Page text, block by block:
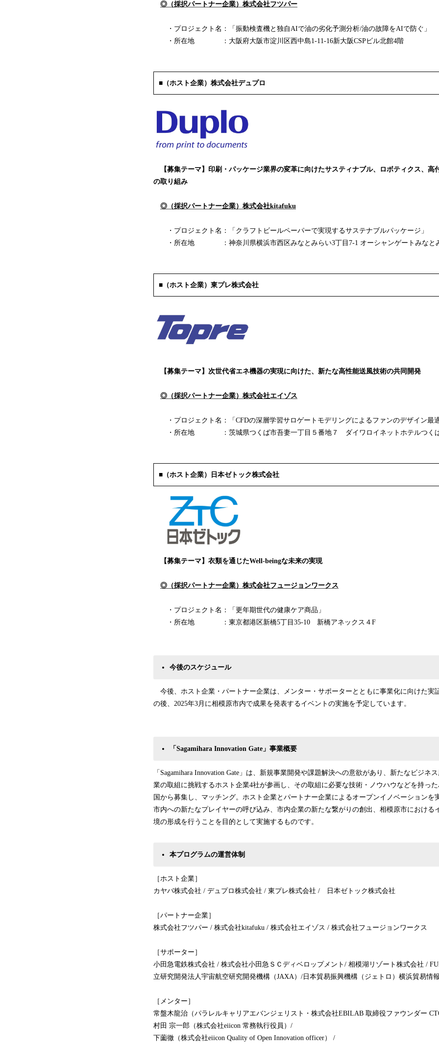
◎（採択パートナー企業）株式会社フツパー
・プロジェクト名：「振動検査機と独自AIで油の劣化予測分析/油の故障をAIで防ぐ」
・所在地 ：大阪府大阪市淀川区西中島1-11-16新大阪CSPビル北館4階
■（ホスト企業）株式会社デュプロ
【募集テーマ】印刷・パッケージ業界の変革に向けたサスティナブル、ロボティクス、高
の取り組み
◎（採択パートナー企業）株式会社kitafuku
・プロジェクト名：「クラフトビールペーパーで実現するサステナブルパッケージ」
・所在地 ：神奈川県横浜市西区みなとみらい3丁目7-1 オーシャンゲートみなとみ
■（ホスト企業）東プレ株式会社
【募集テーマ】次世代省エネ機器の実現に向けた、新たな高性能送風技術の共同開発
◎（採択パートナー企業）株式会社エイゾス
・プロジェクト名：「CFDの深層学習サロゲートモデリングによるファンのデザイン最適
・所在地 ：茨城県つくば市吾妻一丁目５番地７ ダイワロイネットホテルつく
■（ホスト企業）日本ゼトック株式会社
【募集テーマ】衣類を通じたWell-beingな未来の実現
◎（採択パートナー企業）株式会社フュージョンワークス
・プロジェクト名：「更年期世代の健康ケア商品」
・所在地 ：東京都港区新橋5丁目35-10 新橋アネックス４F
今後のスケジュール
今後、ホスト企業・パートナー企業は、メンター・サポーターとともに事業化に向けた実
の後、2025年3月に相模原市内で成果を発表するイベントの実施を予定しています。
「Sagamihara Innovation Gate」事業概要
「Sagamihara Innovation Gate」は、新規事業開発や課題解決への意欲があり、新たなビジネ
業の取組に挑戦するホスト企業4社が参画し、その取組に必要な技術・ノウハウなどを持っ
国から募集し、マッチング。ホスト企業とパートナー企業によるオープンイノベーションを
市内への新たなプレイヤーの呼び込み、市内企業の新たな繋がりの創出、相模原市における
境の形成を行うことを目的として実施するものです。
本プログラムの運営体制
［ホスト企業］
カヤバ株式会社 / デュプロ株式会社 / 東プレ株式会社 / 日本ゼトック株式会社
［パートナー企業］
株式会社フツパー / 株式会社kitafuku / 株式会社エイゾス / 株式会社フュージョンワークス
［サポーター］
小田急電鉄株式会社 / 株式会社小田急ＳＣディベロップメント/ 相模湖リゾート株式会社 /
立研究開発法人宇宙航空研究開発機構（JAXA）/日本貿易振興機構（ジェトロ）横浜貿易情
［メンター］
常盤木龍治（パラレルキャリアエバンジェリスト・株式会社EBILAB 取締役ファウンダー
村田 宗一郎（株式会社eiicon 常務執行役員）/
下薗徹（株式会社eiicon Quality of Open Innovation officer） /